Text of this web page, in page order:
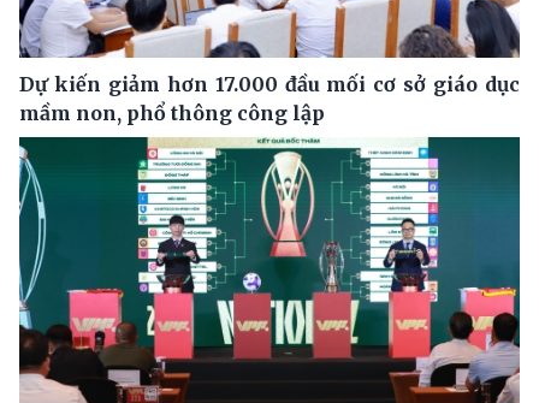
Dự kiến giảm hơn 17.000 đầu mối cơ sở giáo dục
mầm non, phổ thông công lập